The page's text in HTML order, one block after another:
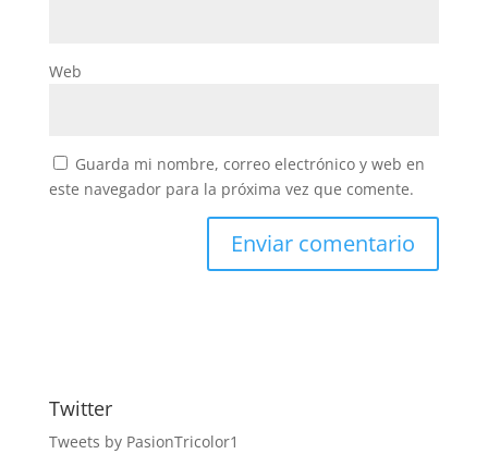
Web
Guarda mi nombre, correo electrónico y web en
este navegador para la próxima vez que comente.
Twitter
Tweets by PasionTricolor1